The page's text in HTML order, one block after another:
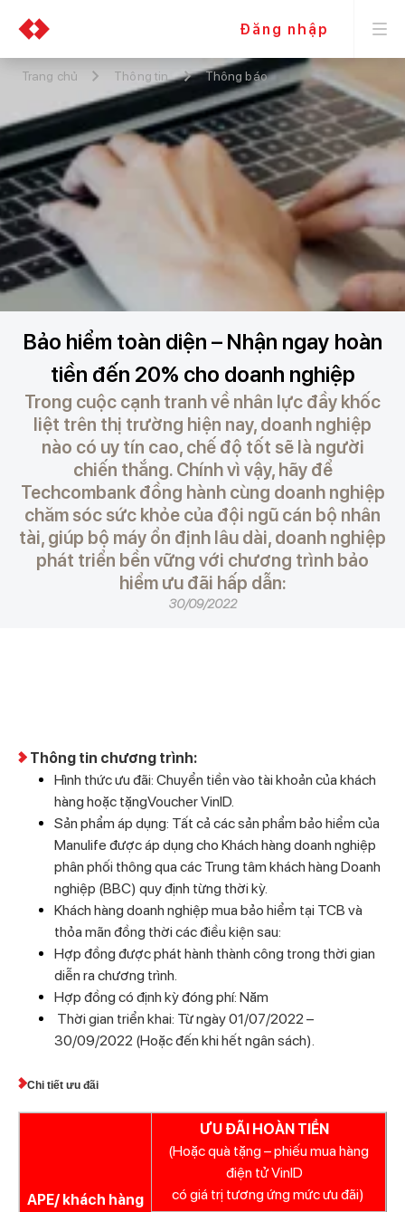
Đăng nhập
Trang chủ Thông tin Thông báo
Bảo hiểm toàn diện – Nhận ngay hoàn
tiền đến 20% cho doanh nghiệp
Trong cuộc cạnh tranh về nhân lực đầy khốc
liệt trên thị trường hiện nay, doanh nghiệp
nào có uy tín cao, chế độ tốt sẽ là người
chiến thắng. Chính vì vậy, hãy để
Techcombank đồng hành cùng doanh nghiệp
chăm sóc sức khỏe của đội ngũ cán bộ nhân
tài, giúp bộ máy ổn định lâu dài, doanh nghiệp
phát triển bền vững với chương trình bảo
hiểm ưu đãi hấp dẫn:
30/09/2022
Thông tin chương trình:
Hình thức ưu đãi: Chuyển tiền vào tài khoản của khách
hàng hoặc tặngVoucher VinID.
Sản phẩm áp dụng: Tất cả các sản phẩm bảo hiểm của
Manulife được áp dụng cho Khách hàng doanh nghiệp
phân phối thông qua các Trung tâm khách hàng Doanh
nghiệp (BBC) quy định từng thời kỳ.
Khách hàng doanh nghiệp mua bảo hiểm tại TCB và
thỏa mãn đồng thời các điều kiện sau:
Hợp đồng được phát hành thành công trong thời gian
diễn ra chương trình.
Hợp đồng có định kỳ đóng phí: Năm
Thời gian triển khai: Từ ngày 01/07/2022 –
30/09/2022 (Hoặc đến khi hết ngân sách).
Chi tiết ưu đãi
APE/ khách hàng
ƯU ĐÃI HOÀN TIỀN
(Hoặc quà tặng – phiếu mua hàng
điện tử VinID
có giá trị tương ứng mức ưu đãi)